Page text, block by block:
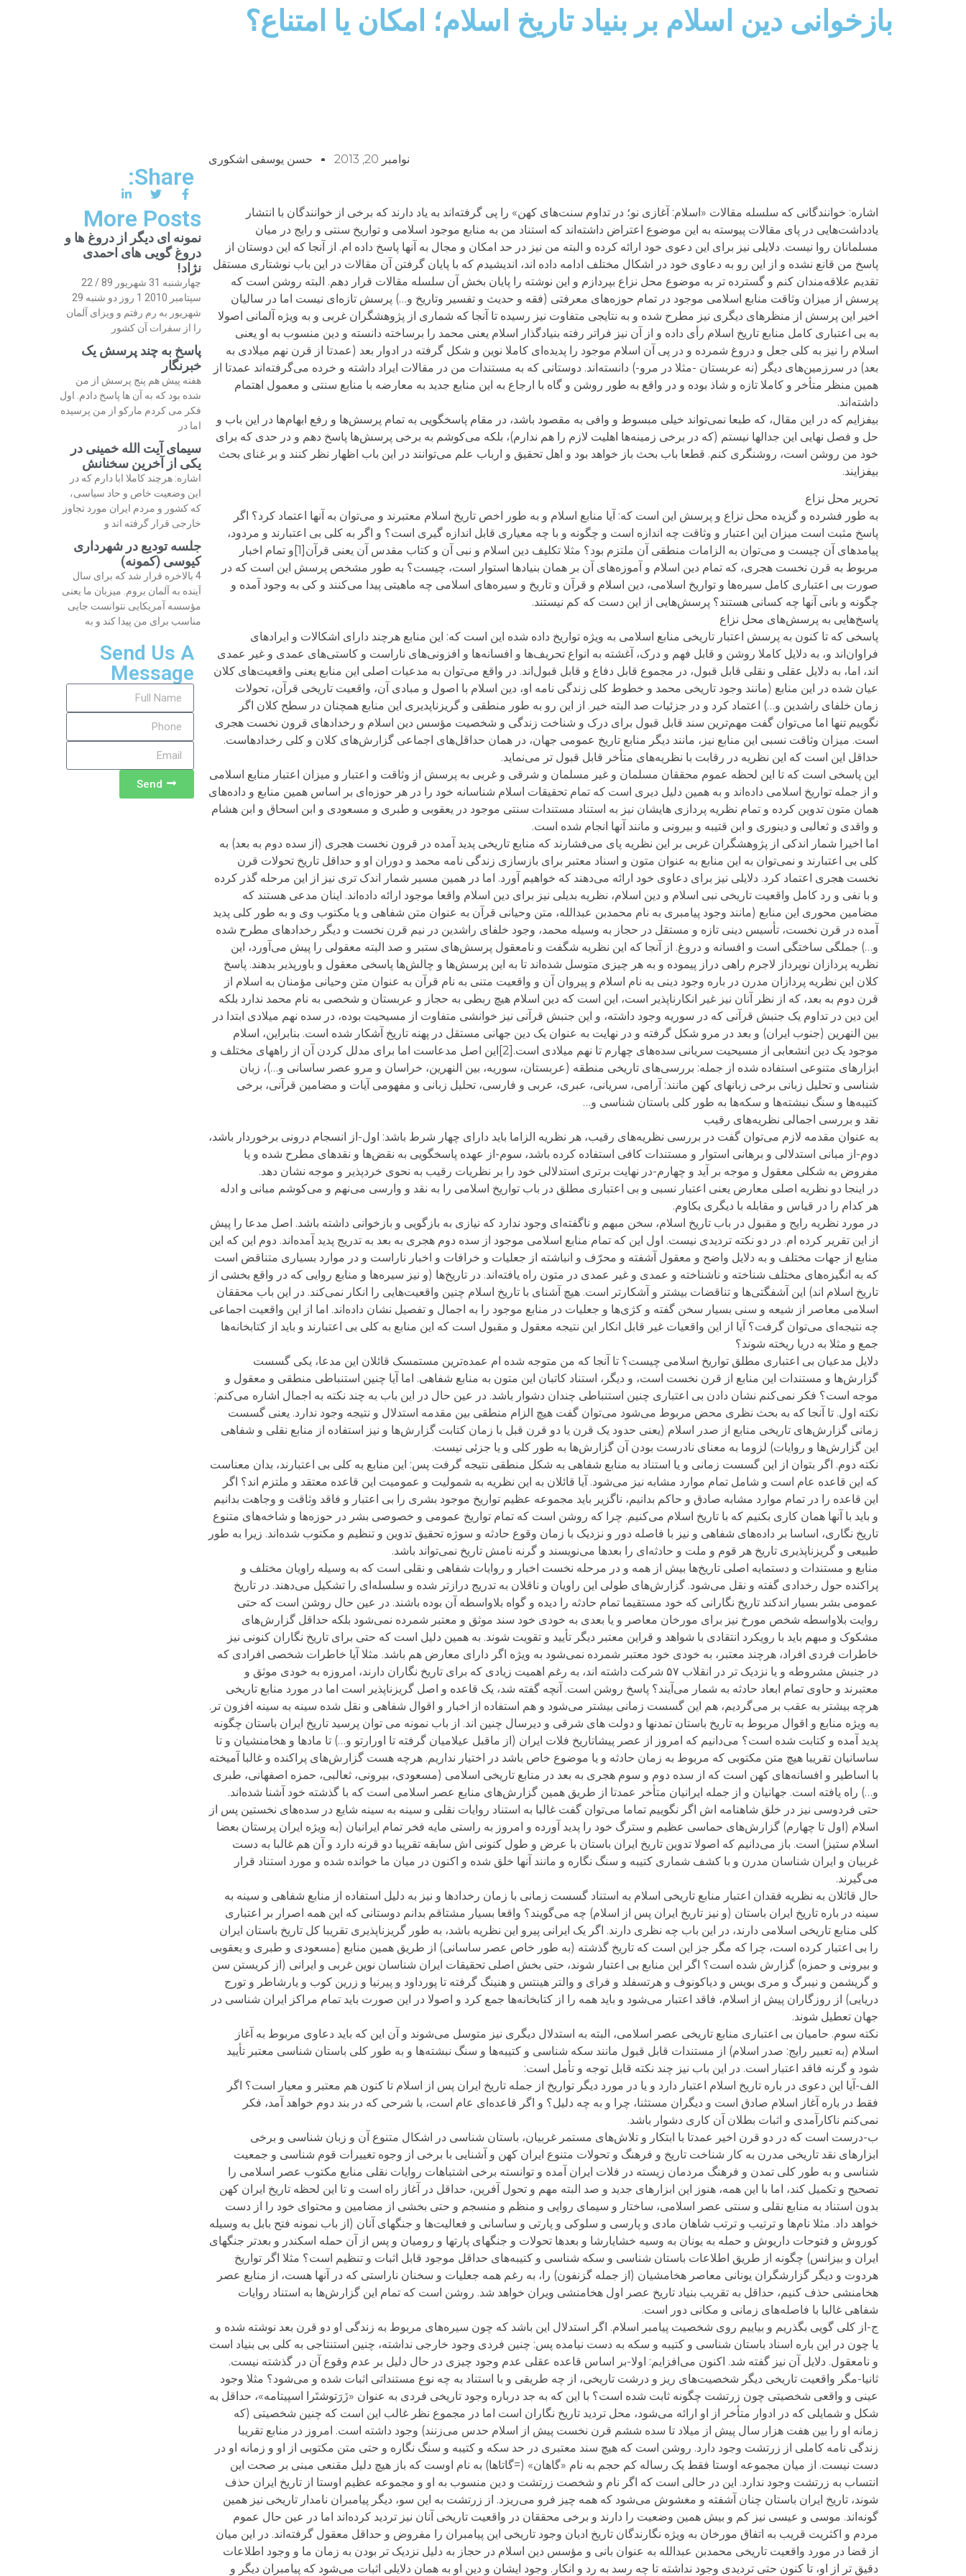
بازخوانی دین اسلام بر بنیاد تاریخ اسلام؛ امکان یا امتناع؟
نوامبر 20, 2013 حسن یوسفی اشکوری
اشاره: خوانندگانی که سلسله مقالات «اسلام: آغازی نو؛ در تداوم سنت‌های کهن» را پی گرفته‌اند به یاد دارند که برخی از خوانندگان با انتشار
یادداشت‌هایی در پای مقالات پیوسته به این موضوع اعتراض داشته‌اند که استناد من به منابع موجود اسلامی و تواریخ سنتی و رایج در میان
مسلمانان روا نیست. دلایلی نیز برای این دعوی خود ارائه کرده و البته من نیز در حد امکان و مجال به آنها پاسخ داده ام. از آنجا که این دوستان از
پاسخ من قانع نشده و از این رو به دعاوی خود در اشکال مختلف ادامه داده اند، اندیشیدم که با پایان گرفتن آن مقالات در این باب نوشتاری مستقل
تقدیم علاقه‌مندان کنم و گسترده تر به موضوع محل نزاع بپردازم و این نوشته را پایان بخش آن سلسله مقالات قرار دهم. البته روشن است که
پرسش از میزان وثاقت منابع اسلامی موجود در تمام حوزه‌های معرفتی (فقه و حدیث و تفسیر وتاریخ و…) پرسش تازه‌ای نیست اما در سالیان
اخیر این پرسش از منظرهای دیگری نیز مطرح شده و به نتایجی متفاوت نیز رسیده تا آنجا که شماری از پژوهشگران غربی و به ویژه آلمانی اصولا
به بی اعتباری کامل منابع تاریخ اسلام رأی داده و از آن نیز فراتر رفته بنیادگذار اسلام یعنی محمد را برساخته دانسته و دین منسوب به او یعنی
اسلام را نیز به کلی جعل و دروغ شمرده و در پی آن اسلام موجود را پدیده‌ای کاملا نوین و شکل گرفته در ادوار بعد (عمدتا از قرن نهم میلادی به
بعد) در سرزمین‌های دیگر (نه عربستان -مثلا در مرو-) دانسته‌اند. دوستانی که به مستندات من در مقالات ایراد داشته و خرده می‌گرفته‌اند عمدتا از
همین منظر متأخر و کاملا تازه و شاذ بوده و در واقع به طور روشن و گاه با ارجاع به این منابع جدید به معارضه با منابع سنتی و معمول اهتمام
داشته‌اند.
بیفزایم که در این مقال، که طبعا نمی‌تواند خیلی مبسوط و وافی به مقصود باشد، در مقام پاسخگویی به تمام پرسش‌ها و رفع ابهام‌ها در این باب و
حل و فصل نهایی این جدالها نیستم (که در برخی زمینه‌ها اهلیت لازم را هم ندارم)، بلکه می‌کوشم به برخی پرسش‌ها پاسخ دهم و در حدی که برای
خود من روشن است، روشنگری کنم. قطعا باب بحث باز خواهد بود و اهل تحقیق و ارباب علم می‌توانند در این باب اظهار نظر کنند و بر غنای بحث
بیفزایند.
تحریر محل نزاع
به طور فشرده و گزیده محل نزاع و پرسش این است که: آیا منابع اسلام و به طور اخص تاریخ اسلام معتبرند و می‌توان به آنها اعتماد کرد؟ اگر
پاسخ مثبت است میزان این اعتبار و وثاقت چه اندازه است و چگونه و با چه معیاری قابل اندازه گیری است؟ و اگر به کلی بی اعتبارند و مردود،
پیامدهای آن چیست و می‌توان به الزامات منطقی آن ملتزم بود؟ مثلا تکلیف دین اسلام و نبی آن و کتاب مقدس آن یعنی قرآن[1]و تمام اخبار
مربوط به قرن نخست هجری، که تمام دین اسلام و آموزه‌های آن بر همان بنیادها استوار است، چیست؟ به طور مشخص پرسش این است که در
صورت بی اعتباری کامل سیره‌ها و تواریخ اسلامی، دین اسلام و قرآن و تاریخ و سیره‌های اسلامی چه ماهیتی پیدا می‌کنند و کی به وجود آمده و
چگونه و بانی آنها چه کسانی هستند؟ پرسش‌هایی از این دست که کم نیستند.
پاسخ‌هایی به پرسش‌های محل نزاع
پاسخی که تا کنون به پرسش اعتبار تاریخی منابع اسلامی به ویژه تواریخ داده شده این است که: این منابع هرچند دارای اشکالات و ایرادهای
فراوان‌اند و، به دلایل کاملا روشن و قابل فهم و درک، آغشته به انواع تحریف‌ها و افسانه‌ها و افزونی‌های ناراست و کاستی‌های عمدی و غیر عمدی
اند، اما، به دلایل عقلی و نقلی قابل قبول، در مجموع قابل دفاع و قابل قبول‌اند. در واقع می‌توان به مدعیات اصلی این منابع یعنی واقعیت‌های کلان
عیان شده در این منابع (مانند وجود تاریخی محمد و خطوط کلی زندگی نامه او، دین اسلام با اصول و مبادی آن، واقعیت تاریخی قرآن، تحولات
زمان خلفای راشدین و…) اعتماد کرد و در جزئیات صد البته خیر. از این رو به طور منطقی و گریزناپدیری این منابع همچنان در سطح کلان اگر
نگوییم تنها اما می‌توان گفت مهم‌ترین سند قابل قبول برای درک و شناخت زندگی و شخصیت مؤسس دین اسلام و رخدادهای قرون نخست هجری
است. میزان وثاقت نسبی این منابع نیز، مانند دیگر منابع تاریخ عمومی جهان، در همان حداقل‌های اجماعی گزارش‌های کلان و کلی رخدادهاست.
حداقل این است که این نظریه در رقابت با نظریه‌های متأخر قابل قبول تر می‌نماید.
این پاسخی است که تا این لحظه عموم محققان مسلمان و غیر مسلمان و شرقی و غربی به پرسش از وثاقت و اعتبار و میزان اعتبار منابع اسلامی
و از جمله تواریخ اسلامی داده‌اند و به همین دلیل دیری است که تمام تحقیقات اسلام شناسانه خود را در هر حوزه‌ای بر اساس همین منابع و داده‌های
همان متون تدوین کرده و تمام نظریه پردازی هایشان نیز به استناد مستندات سنتی موجود در یعقوبی و طبری و مسعودی و ابن اسحاق و ابن هشام
و واقدی و ثعالبی و دینوری و ابن قتیبه و بیرونی و مانند آنها انجام شده است.
اما اخیرا شمار اندکی از پژوهشگران غربی بر این نظریه پای می‌فشارند که منابع تاریخی پدید آمده در قرون نخست هجری (از سده دوم به بعد) به
کلی بی اعتبارند و نمی‌توان به این منابع به عنوان متون و اسناد معتبر برای بازسازی زندگی نامه محمد و دوران او و حداقل تاریخ تحولات قرن
نخست هجری اعتماد کرد. دلایلی نیز برای دعاوی خود ارائه می‌دهند که خواهیم آورد. اما در همین مسیر شمار اندک تری نیز از این مرحله گذر کرده
و با نفی و رد کامل واقعیت تاریخی نبی اسلام و دین اسلام، نظریه بدیلی نیز برای دین اسلام واقعا موجود ارائه داده‌اند. اینان مدعی هستند که
مضامین محوری این منابع (مانند وجود پیامبری به نام محمدبن عبدالله، متن وحیانی قرآن به عنوان متن شفاهی و یا مکتوب وی و به طور کلی پدید
آمده در قرن نخست، تأسیس دینی تازه و مستقل در حجاز به وسیله محمد، وجود خلفای راشدین در نیم قرن نخست و دیگر رخدادهای مطرح شده
و…) جملگی ساختگی است و افسانه و دروغ. از آنجا که این نظریه شگفت و نامعقول پرسش‌های ستبر و صد البته معقولی را پیش می‌آورد، این
نظریه پردازان نوپرداز لاجرم راهی دراز پیموده و به هر چیزی متوسل شده‌اند تا به این پرسش‌ها و چالش‌ها پاسخی معقول و باورپذیر بدهند. پاسخ
کلان این نظریه پردازان مدرن در باره وجود دینی به نام اسلام و پیروان آن و واقعیت متنی به نام قرآن به عنوان متن وحیانی مؤمنان به اسلام از
قرن دوم به بعد، که از نظر آنان نیز غیر انکارناپذیر است، این است که دین اسلام هیچ ربطی به حجاز و عربستان و شخصی به نام محمد ندارد بلکه
این دین در تداوم یک جنبش قرآنی که در سوریه وجود داشته، و این جنبش قرآنی نیز خوانشی متفاوت از مسیحیت بوده، در سده نهم میلادی ابتدا در
بین النهرین (جنوب ایران) و بعد در مرو شکل گرفته و در نهایت به عنوان یک دین جهانی مستقل در پهنه تاریخ آشکار شده است. بنابراین، اسلام
موجود یک دین انشعابی از مسیحیت سریانی سده‌های چهارم تا نهم میلادی است.[2]این اصل مدعاست اما برای مدلل کردن آن از راههای مختلف و
ابزارهای متنوعی استفاده شده از جمله: بررسی‌های تاریخی منطقه (عربستان، سوریه، بین النهرین، خراسان و مرو عصر ساسانی و…)، زبان
شناسی و تحلیل زبانی برخی زبانهای کهن مانند: آرامی، سریانی، عبری، عربی و فارسی، تحلیل زبانی و مفهومی آیات و مضامین قرآنی، برخی
کتیبه‌ها و سنگ نبشته‌ها و سکه‌ها به طور کلی باستان شناسی و…
نقد و بررسی اجمالی نظریه‌های رقیب
به عنوان مقدمه لازم می‌توان گفت در بررسی نظریه‌های رقیب، هر نظریه الزاما باید دارای چهار شرط باشد: اول-از انسجام درونی برخوردار باشد،
دوم-از مبانی استدلالی و برهانی استوار و مستندات کافی استفاده کرده باشد، سوم-از عهده پاسخگویی به نقض‌ها و نقدهای مطرح شده و یا
مفروض به شکلی معقول و موجه بر آید و چهارم-در نهایت برتری استدلالی خود را بر نظریات رقیب به نحوی خردپذیر و موجه نشان دهد.
در اینجا دو نظریه اصلی معارض یعنی اعتبار نسبی و بی اعتباری مطلق در باب تواریخ اسلامی را به نقد و وارسی می‌نهم و می‌کوشم مبانی و ادله
هر کدام را در قیاس و مقابله با دیگری بکاوم.
در مورد نظریه رایج و مقبول در باب تاریخ اسلام، سخن مبهم و ناگفته‌ای وجود ندارد که نیازی به بازگویی و بازخوانی داشته باشد. اصل مدعا را پیش
از این تقریر کرده ام. در دو نکته تردیدی نیست. اول این که تمام منابع اسلامی موجود از سده دوم هجری به بعد به تدریج پدید آمده‌اند. دوم این که این
منابع از جهات مختلف و به دلایل واضح و معقول آشفته و محرّف و انباشته از جعلیات و خرافات و اخبار ناراست و در موارد بسیاری متناقض است
که به انگیزه‌های مختلف شناخته و ناشناخته و عمدی و غیر عمدی در متون راه یافته‌اند. در تاریخ‌ها (و نیز سیره‌ها و منابع روایی که در واقع بخشی از
تاریخ اسلام اند) این آشفگتی‌ها و تناقضات بیشتر و آشکارتر است. هیچ آشنای با تاریخ اسلام چنین واقعیت‌هایی را انکار نمی‌کند. در این باب محققان
اسلامی معاصر از شیعه و سنی بسیار سخن گفته و کژی‌ها و جعلیات در منابع موجود را به اجمال و تفصیل نشان داده‌اند. اما از این واقعیت اجماعی
چه نتیجه‌ای می‌توان گرفت؟ آیا از این واقعیات غیر قابل انکار این نتیجه معقول و مقبول است که این منابع به کلی بی اعتبارند و باید از کتابخانه‌ها
جمع و مثلا به دریا ریخته شوند؟
دلایل مدعیان بی اعتباری مطلق تواریخ اسلامی چیست؟ تا آنجا که من متوجه شده ام عمده‌ترین مستمسک قائلان این مدعا، یکی گسست
گزارش‌ها و مستندات این منابع از قرن نخست است، و دیگر، استناد کاتبان این متون به منابع شفاهی. اما آیا چنین استنباطی منطقی و معقول و
موجه است؟ فکر نمی‌کنم نشان دادن بی اعتباری چنین استنباطی چندان دشوار باشد. در عین حال در این باب به چند نکته به اجمال اشاره می‌کنم:
نکته اول. تا آنجا که به بحث نظری محض مربوط می‌شود می‌توان گفت هیچ الزام منطقی بین مقدمه استدلال و نتیجه وجود ندارد. یعنی گسست
زمانی گزارش‌های تاریخی منابع از صدر اسلام (یعنی حدود یک قرن یا دو قرن قبل با زمان کتابت گزارش‌ها و نیز استفاده از منابع نقلی و شفاهی
این گزارش‌ها و روایات) لزوما به معنای نادرست بودن آن گزارش‌ها به طور کلی و یا جزئی نیست.
نکته دوم. اگر بتوان از این گسست زمانی و یا استناد به منابع شفاهی به شکل منطقی نتیجه گرفت پس: این منابع به کلی بی اعتبارند، بدان معناست
که این قاعده عام است و شامل تمام موارد مشابه نیز می‌شود. آیا قائلان به این نظریه به شمولیت و عمومیت این قاعده معتقد و ملتزم اند؟ اگر
این قاعده را در تمام موارد مشابه صادق و حاکم بدانیم، ناگزیر باید مجموعه عظیم تواریخ موجود بشری را بی اعتبار و فاقد وثاقت و وجاهت بدانیم
و باید با آنها همان کاری بکنیم که با تاریخ اسلام می‌کنیم. چرا که روشن است که تمام تواریخ عمومی و خصوصی بشر در حوزه‌ها و شاخه‌های متنوع
تاریخ نگاری، اساسا بر داده‌های شفاهی و نیز با فاصله دور و نزدیک با زمان وقوع حادثه و سوژه تحقیق تدوین و تنظیم و مکتوب شده‌اند. زیرا به طور
طبیعی و گریزناپذیری تاریخ هر قوم و ملت و حادثه‌ای را بعدها می‌نویسند و گرنه نامش تاریخ نمی‌تواند باشد.
منابع و مستندات و دستمایه اصلی تاریخ‌ها بیش از همه و در مرحله نخست اخبار و روایات شفاهی و نقلی است که به وسیله راویان مختلف و
پراکنده حول رخدادی گفته و نقل می‌شود. گزارش‌های طولی این راویان و ناقلان به تدریج درازتر شده و سلسله‌ای را تشکیل می‌دهند. در تاریخ
عمومی بشر بسیار اندکند تاریخ نگارانی که خود مستقیما تمام حادثه را دیده و گواه بلاواسطه آن بوده باشند. در عین حال روشن است که حتی
روایت بلاواسطه شخص مورخ نیز برای مورخان معاصر و یا بعدی به خودی خود سند موثق و معتبر شمرده نمی‌شود بلکه حداقل گزارش‌های
مشکوک و مبهم باید با رویکرد انتقادی با شواهد و قراین معتبر دیگر تأیید و تقویت شوند. به همین دلیل است که حتی برای تاریخ نگاران کنونی نیز
خاطرات فردی افراد، هرچند معتبر، به خودی خود معتبر شمرده نمی‌شود به ویژه اگر دارای معارض هم باشد. مثلا آیا خاطرات شخصی افرادی که
در جنبش مشروطه و یا نزدیک تر در انقلاب ۵۷ شرکت داشته اند، به رغم اهمیت زیادی که برای تاریخ نگاران دارند، امروزه به خودی موثق و
معتبرند و حاوی تمام ابعاد حادثه به شمار می‌آیند؟ پاسخ روشن است. آنچه گفته شد، یک قاعده و اصل گریزناپذیر است اما در مورد منابع تاریخی
هرچه بیشتر به عقب بر می‌گردیم، هم این گسست زمانی بیشتر می‌شود و هم استفاده از اخبار و اقوال شفاهی و نقل شده سینه به سینه افزون تر.
به ویژه منابع و اقوال مربوط به تاریخ باستان تمدنها و دولت های شرقی و دیرسال چنین اند. از باب نمونه می توان پرسید تاریخ ایران باستان چگونه
پدید آمده و کتابت شده است؟ می‌دانیم که امروز از عصر پیشاتاریخ فلات ایران (از ماقبل عیلامیان گرفته تا اورارتو و…) تا مادها و هخامنشیان و تا
ساسانیان تقریبا هیچ متن مکتوبی که مربوط به زمان حادثه و یا موضوع خاص باشد در اختیار نداریم. هرچه هست گزارش‌های پراکنده و غالبا آمیخته
با اساطیر و افسانه‌های کهن است که از سده دوم و سوم هجری به بعد در منابع تاریخی اسلامی (مسعودی، بیرونی، ثعالبی، حمزه اصفهانی، طبری
و…) راه یافته است. جهانیان و از جمله ایرانیان متأخر عمدتا از طریق همین گزارش‌های منابع عصر اسلامی است که با گذشته خود آشنا شده‌اند.
حتی فردوسی نیز در خلق شاهنامه اش اگر نگوییم تماما می‌توان گفت غالبا به استناد روایات نقلی و سینه به سینه شایع در سده‌های نخستین پس از
اسلام (اول تا چهارم) گزارش‌های حماسی عظیم و سترگ خود را پدید آورده و امروز به راستی مایه فخر تمام ایرانیان (به ویژه ایران پرستان بعضا
اسلام ستیز) است. باز می‌دانیم که اصولا تدوین تاریخ ایران باستان با عرض و طول کنونی اش سابقه تقریبا دو قرنه دارد و آن هم غالبا به دست
غربیان و ایران شناسان مدرن و با کشف شماری کتیبه و سنگ نگاره و مانند آنها خلق شده و اکنون در میان ما خوانده شده و مورد استناد قرار
می‌گیرند.
حال قائلان به نظریه فقدان اعتبار منابع تاریخی اسلام به استناد گسست زمانی با زمان رخدادها و نیز به دلیل استفاده از منابع شفاهی و سینه به
سینه در باره تاریخ ایران باستان (و نیز تاریخ ایران پس از اسلام) چه می‌گویند؟ واقعا بسیار مشتاقم بدانم دوستانی که این همه اصرار بر اعتباری
کلی منابع تاریخی اسلامی دارند، در این باب چه نظری دارند. اگر یک ایرانی پیرو این نظریه باشد، به طور گریزناپذیری تقریبا کل تاریخ باستان ایران
را بی اعتبار کرده است، چرا که مگر جز این است که تاریخ گذشته (به طور خاص عصر ساسانی) از طریق همین منابع (مسعودی و طبری و یعقوبی
و بیرونی و حمزه) گزارش شده است؟ اگر این منابع بی اعتبار شوند، حتی بخش اصلی تحقیقات ایران شناسان نوین غربی و ایرانی (از کریستن سن
و گریشمن و نیبرگ و مری بویس و دیاکونوف و هرتسفلد و فرای و والتر هینتس و هنینگ گرفته تا پورداود و پیرنیا و زرین کوب و یارشاطر و تورج
دریایی) از روزگاران پیش از اسلام، فاقد اعتبار می‌شود و باید همه را از کتابخانه‌ها جمع کرد و اصولا در این صورت باید تمام مراکز ایران شناسی در
جهان تعطیل شوند.
نکته سوم. حامیان بی اعتباری منابع تاریخی عصر اسلامی، البته به استدلال دیگری نیز متوسل می‌شوند و آن این که باید دعاوی مربوط به آغاز
اسلام (به تعبیر رایج: صدر اسلام) از مستندات قابل قبول مانند سکه شناسی و کتیبه‌ها و سنگ نبشته‌ها و به طور کلی باستان شناسی معتبر تأیید
شود و گرنه فاقد اعتبار است. در این باب نیز چند نکته قابل توجه و تأمل است:
الف-آیا این دعوی در باره تاریخ اسلام اعتبار دارد و یا در مورد دیگر تواریخ از جمله تاریخ ایران پس از اسلام تا کنون هم معتبر و معیار است؟ اگر
فقط در باره آغاز اسلام صادق است و دیگران مستثنا، چرا و به چه دلیل؟ و اگر قاعده‌ای عام است، با شرحی که در بند دوم خواهد آمد، فکر
نمی‌کنم ناکارآمدی و اثبات بطلان آن کاری دشوار باشد.
ب-درست است که در دو قرن اخیر عمدتا با ابتکار و تلاش‌های مستمر غربیان، باستان شناسی در اشکال متنوع آن و زبان شناسی و برخی
ابزارهای نقد تاریخی مدرن به کار شناخت تاریخ و فرهنگ و تحولات متنوع ایران کهن و آشنایی با برخی از وجوه تغییرات قوم شناسی و جمعیت
شناسی و به طور کلی تمدن و فرهنگ مردمان زیسته در فلات ایران آمده و توانسته برخی اشتباهات روایات نقلی منابع مکتوب عصر اسلامی را
تصحیح و تکمیل کند، اما با این همه، هنوز این ابزارهای جدید و صد البته مهم و تحول آفرین، حداقل در آغاز راه است و تا این لحظه تاریخ ایران کهن
بدون استناد به منابع نقلی و سنتی عصر اسلامی، ساختار و سیمای روایی و منظم و منسجم و حتی بخشی از مضامین و محتوای خود را از دست
خواهد داد. مثلا نام‌ها و ترتیب و ترتب شاهان مادی و پارسی و سلوکی و پارتی و ساسانی و فعالیت‌ها و جنگهای آنان (از باب نمونه فتح بابل به وسیله
کوروش و فتوحات داریوش و حمله به یونان به وسیه خشایارشا و بعدها تحولات و جنگهای پارتها و رومیان و پس از آن حمله اسکندر و بعدتر جنگهای
ایران و بیزانس) چگونه از طریق اطلاعات باستان شناسی و سکه شناسی و کتیبه‌های حداقل موجود قابل اثبات و تنظیم است؟ مثلا اگر تواریخ
هردوت و دیگر گزارشگران یونانی معاصر هخامشیان (از جمله گزنفون) را، به رغم همه جعلیات و سخنان ناراستی که در آنها هست، از منابع عصر
هخامنشی حذف کنیم، حداقل به تقریب بنیاد تاریخ عصر اول هخامنشی ویران خواهد شد. روشن است که تمام این گزارش‌ها به استناد روایات
شفاهی غالبا با فاصله‌های زمانی و مکانی دور است.
ج-از کلی گویی بگذریم و بیاییم روی شخصیت پیامبر اسلام. اگر استدلال این باشد که چون سیره‌های مربوط به زندگی او دو قرن بعد نوشته شده و
یا چون در این باره اسناد باستان شناسی و کتیبه و سکه به دست نیامده پس: چنین فردی وجود خارجی نداشته، چنین استنتاجی به کلی بی بنیاد است
و نامعقول. دلایل آن نیز گفته شد. اکنون می‌افزایم: اولا-بر اساس قاعده عقلی عدم وجود چیزی در حال دلیل بر عدم وقوع آن در گذشته نیست.
ثانیا-مگر واقعیت تاریخی دیگر شخصیت‌های ریز و درشت تاریخی، از چه طریقی و با استناد به چه نوع مستنداتی اثبات شده و می‌شود؟ مثلا وجود
عینی و واقعی شخصیتی چون زرتشت چگونه ثابت شده است؟ با این که به جد درباره وجود تاریخی فردی به عنوان «زَرَتوشتَرا اسپیتامه»، حداقل به
شکل و شمایلی که در ادوار متأخر از او ارائه می‌شود، محل تردید تاریخ نگاران است اما در مجموع نظر غالب این است که چنین شخصیتی (که
زمانه او را بین هفت هزار سال پیش از میلاد تا سده ششم قرن نخست پیش از اسلام حدس می‌زنند) وجود داشته است. امروز در منابع تقریبا
زندگی نامه کاملی از زرتشت وجود دارد. روشن است که هیچ سند معتبری در حد سکه و کتیبه و سنگ نگاره و حتی متن مکتوبی از او و زمانه او در
دست نیست. از میان مجموعه اوستا فقط یک رساله کم حجم به نام «گاهان» (=گاتاها) به نام اوست که باز هیچ دلیل مقنعی مبنی بر صحت این
انتساب به زرتشت وجود ندارد. این در حالی است که اگر نام و شخصت زرتشت و دین منسوب به او و مجموعه عظیم اوستا از تاریخ ایران حذف
شوند، تاریخ ایران باستان چنان آشفته و مغشوش می‌شود که همه چیز فرو می‌ریزد. از زرتشت به این سو، دیگر پیامبران نامدار تاریخی نیز همین
گونه‌اند. موسی و عیسی نیز کم و بیش همین وضعیت را دارند و برخی محققان در واقعیت تاریخی آنان نیز تردید کرده‌اند اما در عین حال عموم
مردم و اکثریت قریب به اتفاق مورخان به ویژه نگارندگان تاریخ ادیان وجود تاریخی این پیامبران را مفروض و حداقل معقول گرفته‌اند. در این میان
از قضا در مورد واقعیت تاریخی محمدبن عبدالله به عنوان بانی و مؤسس دین اسلام در حجاز به دلیل نزدیک تر بودن به زمان ما و وجود اطلاعات
دقیق تر از او، تا کنون حتی تردیدی وجود نداشته تا چه رسد به رد و انکار. وجود ایشان و دین او به همان دلایلی اثبات می‌شود که پیامبران دیگر و
Share:
More Posts
نمونه ای دیگر از دروغ ها و
دروغ گویی های احمدی
نژاد!
چهارشنبه 31 شهریور 89 / 22
سپتامبر 2010 1 روز دو شنبه 29
شهریور به رم رفتم و ویزای آلمان
را از سفرات آن کشور
پاسخ به چند پرسش یک
خبرنگار
هفته پیش هم پنج پرسش از من
شده بود که به آن ها پاسخ دادم. اول
فکر می کردم مارکو از من پرسیده
اما در
سیمای آیت الله خمینی در
یکی از آخرین سخنانش
اشاره: هرچند کاملا ابا دارم که در
این وضعیت خاص و حاد سیاسی،
که کشور و مردم ایران مورد تجاوز
خارجی قرار گرفته اند و
جلسه تودیع در شهرداری
کیوسی (کمونه)
4 بالاخره قرار شد که برای سال
آینده به آلمان بروم. میزبان ما یعنی
مؤسسه آمریکایی نتوانست جایی
مناسب برای من پیدا کند و به
Send Us A
Message
Send